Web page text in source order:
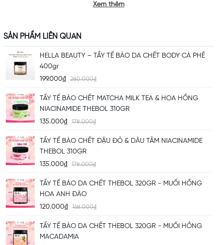
THÀNH PHẦNSỮA TẮM TINH CHẤT
Với bảng thành phần chiết xuất từ tự nhiên và tinh chất dưỡng cao cấp như:
ü Sữa dê (Goat Milk) – Dưỡng ẩm, làm mềm mịn da, giàu protein tự nhiên
Ngọc trai thủy phân (Hydrolyzed Pearl) – Tăng sáng, giúp da đều màu và
mịn màng hơn.
ü Tinh chất cam thảo (Glycyrrhiza Glabra Root Extract) – Làm dịu da, hỗ
trợ chống oxy hóa.
hồi và bảo vệ hàng rào tự nhiên của da.
Xem thêm
SẢN PHẨM LIÊN QUAN
HELLA BEAUTY – TẨY TẾ BÀO DA CHẾT BODY CÀ PHÊ
400gr
199.000₫
280.000₫
TẨY TẾ BÀO CHẾT MATCHA MILK TEA & HOA HỒNG
NIACINAMIDE THEBOL 310GR
135.000₫
178.000₫
TẨY TẾ BÀO CHẾT ĐẬU ĐỎ & DÂU TẰM NIACINAMIDE
THEBOL 310GR
135.000₫
178.000₫
TẨY TẾ BÀO DA CHẾT THEBOL 320GR - MUỐI HỒNG
HOA ANH ĐÀO
120.000₫
168.000₫
TẨY TẾ BÀO DA CHẾT THEBOL 320GR - MUỐI HỒNG
MACADAMIA